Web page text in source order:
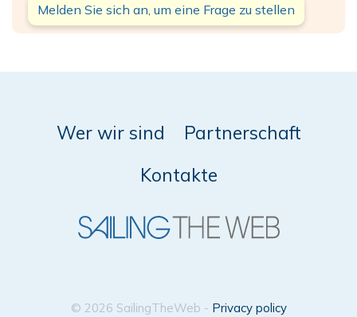
Melden Sie sich an, um eine Frage zu stellen
Wer wir sind
Partnerschaft
Kontakte
© 2026 SailingTheWeb - Privacy policy